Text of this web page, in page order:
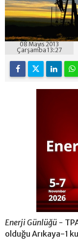
08 Mayıs 2013
Çarşamba 13:27
Enerji Günlüğü -
olduğu Arıkaya-1